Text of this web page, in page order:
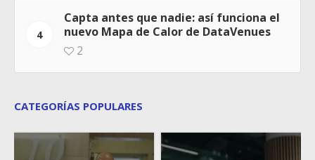
4
Capta antes que nadie: así funciona el
nuevo Mapa de Calor de DataVenues
2
CATEGORÍAS POPULARES